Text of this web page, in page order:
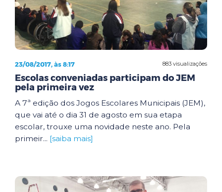
883 visualizações
23/08/2017, às 8:17
Escolas conveniadas participam do JEM
pela primeira vez
A 7ª edição dos Jogos Escolares Municipais (JEM),
que vai até o dia 31 de agosto em sua etapa
escolar, trouxe uma novidade neste ano. Pela
primeir... [saiba mais]